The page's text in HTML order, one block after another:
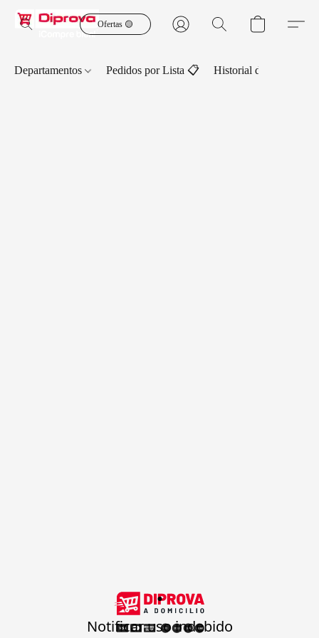
Ofertas 🟡
Departamentos Pedidos por Lista 📋 Historial de Pedidos
.
Notificar uso indebido